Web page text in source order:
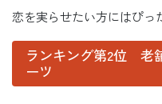
恋を実らせたい方にはぴ
ランキング第2位 老
ーツ